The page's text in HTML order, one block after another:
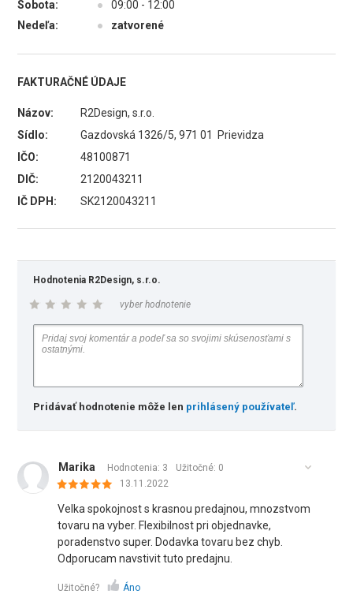
Sobota: ●
09:00 - 12:00
Nedeľa:
● zatvorené
FAKTURAČNÉ ÚDAJE
Názov:
R2Design, s.r.o.
Sídlo:
Gazdovská 1326/5, 971 01 Prievidza
IČO:
48100871
DIČ:
2120043211
IČ DPH:
SK2120043211
Hodnotenia R2Design, s.r.o.
vyber hodnotenie
Pridávať hodnotenie môže len prihlásený používateľ.
Marika Hodnotenia: 3 Užitočné: 0
13.11.2022
Velka spokojnost s krasnou predajnou, mnozstvom
tovaru na vyber. Flexibilnost pri objednavke,
poradenstvo super. Dodavka tovaru bez chyb.
Odporucam navstivit tuto predajnu.
Užitočné? Áno